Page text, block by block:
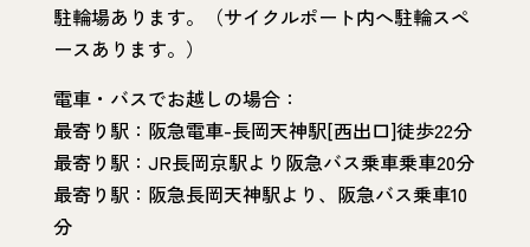
駐輪場あります。（サイクルポート内へ駐輪スペ
ースあります。）
電車・バスでお越しの場合：
最寄り駅：阪急電車-長岡天神駅[西出口]徒歩22分
最寄り駅：JR長岡京駅より阪急バス乗車乗車20分
最寄り駅：阪急長岡天神駅より、阪急バス乗車10
分